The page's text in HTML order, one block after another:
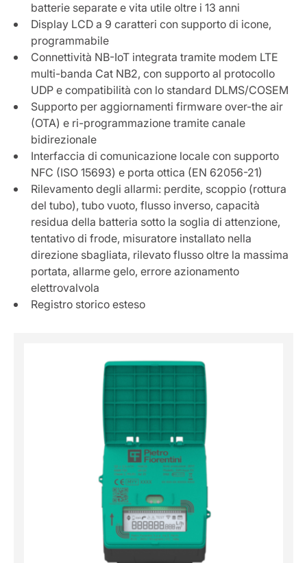
batterie separate e vita utile oltre i 13 anni
Display LCD a 9 caratteri con supporto di icone,
programmabile
Connettività NB-IoT integrata tramite modem LTE
multi-banda Cat NB2, con supporto al protocollo
UDP e compatibilità con lo standard DLMS/COSEM
Supporto per aggiornamenti firmware over-the air
(OTA) e ri-programmazione tramite canale
bidirezionale
Interfaccia di comunicazione locale con supporto
NFC (ISO 15693) e porta ottica (EN 62056-21)
Rilevamento degli allarmi: perdite, scoppio (rottura
del tubo), tubo vuoto, flusso inverso, capacità
residua della batteria sotto la soglia di attenzione,
tentativo di frode, misuratore installato nella
direzione sbagliata, rilevato flusso oltre la massima
portata, allarme gelo, errore azionamento
elettrovalvola
Registro storico esteso